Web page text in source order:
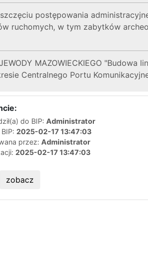
postępowania
ruchomych, w tym zabytków
MAZOWIECKIEGO
Centralnego Portu
do BIP: Administrator
2025-02-17 13:47:03
przez: Administrator
2025-02-17 13:47:03
zobacz